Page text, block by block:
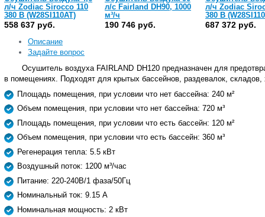
л/ч Zodiac Sirocco 110
380 В (W28SI110AT)
558 637 руб.
л/с Fairland DH90, 1000
м³/ч
190 746 руб.
л/ч Zodiac
380 В
687 372 руб.
Описание
Задайте вопрос
Осушитель воздуха FAIRLAND DH120 предназначен для
в помещениях. Подходят для крытых бассейнов, раздевалок,
Площадь помещения, при условии что нет бассейна: 240 м²
Объем помещения, при условии что нет бассейна: 720 м³
Площадь помещения, при условии что есть бассейн: 120 м²
Объем помещения, при условии что есть бассейн: 360 м³
Регенерация тепла: 5.5 кВт
Воздушный поток: 1200 м³/час
Питание: 220-240В/1 фаза/50Гц
Номинальный ток: 9.15 А
Номинальная мощность: 2 кВт